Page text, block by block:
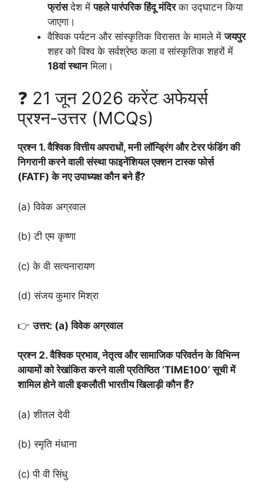
फ्रांसदेश मेंपहले पारंपरिक हिंदू मंदिरका उद्घाटन किया
जाएगा।
वैश्विक पर्यटन और सांस्कृतिक विरासत के मामले मेंजयपुर
शहर को विश्व के सर्वश्रेष्ठ कला व सांस्कृतिक शहरों में
18वां स्थानमिला।
❓ 21 जून 2026 करेंट अफेयर्स
प्रश्न-उत्तर (MCQs)
प्रश्न 1. वैश्विक वित्तीय अपराधों, मनी लॉन्ड्रिंग और टेरर फंडिंग की
निगरानी करने वाली संस्था फाइनेंशियल एक्शन टास्क फोर्स
(FATF) के नए उपाध्यक्ष कौन बने हैं?
(a) विवेक अग्रवाल
(b) टी एम कृष्णा
(c) के वी सत्यनारायण
(d) संजय कुमार मिश्रा
👉उत्तर: (a) विवेक अग्रवाल
प्रश्न 2. वैश्विक प्रभाव, नेतृत्व और सामाजिक परिवर्तन के विभिन्न
आयामों को रेखांकित करने वाली प्रतिष्ठित ‘TIME100’ सूची में
शामिल होने वाली इकलौती भारतीय खिलाड़ी कौन हैं?
(a) शीतल देवी
(b) स्मृति मंधाना
(c) पी वी सिंधु